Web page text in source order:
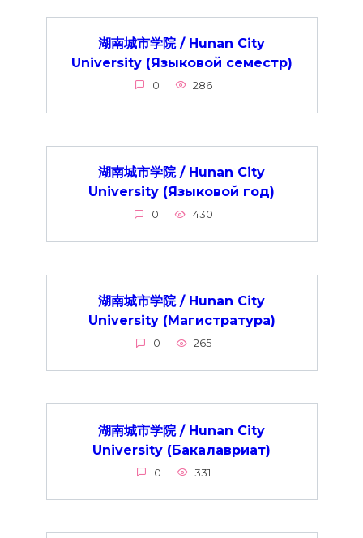
湖南城市学院 / Hunan City
University (Языковой семестр)
0 286
湖南城市学院 / Hunan City
University (Языковой год)
0 430
湖南城市学院 / Hunan City
University (Магистратура)
0 265
湖南城市学院 / Hunan City
University (Бакалавриат)
0 331